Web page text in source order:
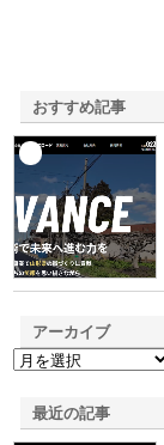
おすすめ記事
アーカイブ
最近の記事